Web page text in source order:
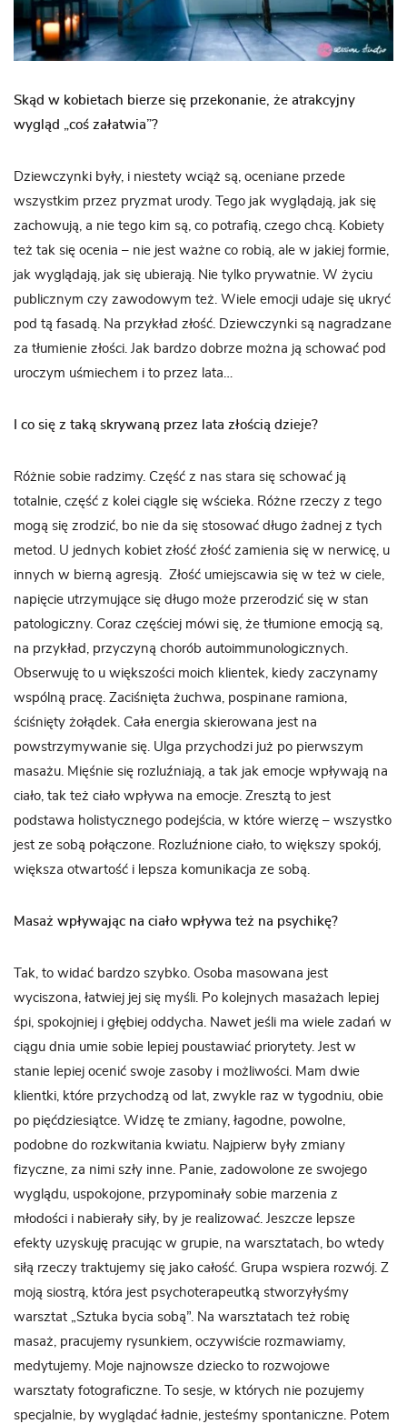
Skąd w kobietach bierze się przekonanie, że atrakcyjny
wygląd „coś załatwia”?
Dziewczynki były, i niestety wciąż są, oceniane przede
wszystkim przez pryzmat urody. Tego jak wyglądają, jak się
zachowują, a nie tego kim są, co potrafią, czego chcą. Kobiety
też tak się ocenia – nie jest ważne co robią, ale w jakiej formie,
jak wyglądają, jak się ubierają. Nie tylko prywatnie. W życiu
publicznym czy zawodowym też. Wiele emocji udaje się ukryć
pod tą fasadą. Na przykład złość. Dziewczynki są nagradzane
za tłumienie złości. Jak bardzo dobrze można ją schować pod
uroczym uśmiechem i to przez lata…
I co się z taką skrywaną przez lata złością dzieje?
Różnie sobie radzimy. Część z nas stara się schować ją
totalnie, część z kolei ciągle się wścieka. Różne rzeczy z tego
mogą się zrodzić, bo nie da się stosować długo żadnej z tych
metod. U jednych kobiet złość złość zamienia się w nerwicę, u
innych w bierną agresją. Złość umiejscawia się w też w ciele,
napięcie utrzymujące się długo może przerodzić się w stan
patologiczny. Coraz częściej mówi się, że tłumione emocją są,
na przykład, przyczyną chorób autoimmunologicznych.
Obserwuję to u większości moich klientek, kiedy zaczynamy
wspólną pracę. Zaciśnięta żuchwa, pospinane ramiona,
ściśnięty żołądek. Cała energia skierowana jest na
powstrzymywanie się. Ulga przychodzi już po pierwszym
masażu. Mięśnie się rozluźniają, a tak jak emocje wpływają na
ciało, tak też ciało wpływa na emocje. Zresztą to jest
podstawa holistycznego podejścia, w które wierzę – wszystko
jest ze sobą połączone. Rozluźnione ciało, to większy spokój,
większa otwartość i lepsza komunikacja ze sobą.
Masaż wpływając na ciało wpływa też na psychikę?
Tak, to widać bardzo szybko. Osoba masowana jest
wyciszona, łatwiej jej się myśli. Po kolejnych masażach lepiej
śpi, spokojniej i głębiej oddycha. Nawet jeśli ma wiele zadań w
ciągu dnia umie sobie lepiej poustawiać priorytety. Jest w
stanie lepiej ocenić swoje zasoby i możliwości. Mam dwie
klientki, które przychodzą od lat, zwykle raz w tygodniu, obie
po pięćdziesiątce. Widzę te zmiany, łagodne, powolne,
podobne do rozkwitania kwiatu. Najpierw były zmiany
fizyczne, za nimi szły inne. Panie, zadowolone ze swojego
wyglądu, uspokojone, przypominały sobie marzenia z
młodości i nabierały siły, by je realizować. Jeszcze lepsze
efekty uzyskuję pracując w grupie, na warsztatach, bo wtedy
siłą rzeczy traktujemy się jako całość. Grupa wspiera rozwój. Z
moją siostrą, która jest psychoterapeutką stworzyłyśmy
warsztat „Sztuka bycia sobą”. Na warsztatach też robię
masaż, pracujemy rysunkiem, oczywiście rozmawiamy,
medytujemy. Moje najnowsze dziecko to rozwojowe
warsztaty fotograficzne. To sesje, w których nie pozujemy
specjalnie, by wyglądać ładnie, jesteśmy spontaniczne. Potem